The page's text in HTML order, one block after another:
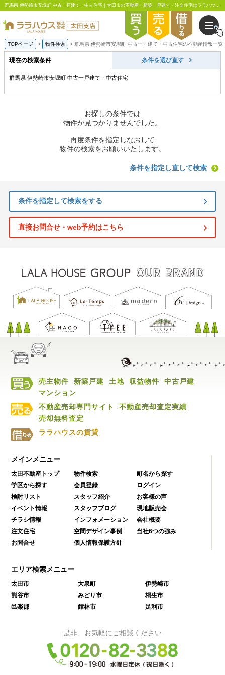
群馬県 伊勢崎市安堀町 中古一戸建て・中古住宅｜太田市の不動産・新築一戸建て・注文住宅はララハウス太田支店
TOPページ 物件検索 群馬県 伊勢崎市安堀町 中古一戸建て・中古住宅の不動産情報一覧
現在の検索条件 条件を選び直す
群馬県 伊勢崎市安堀町 中古一戸建て・中古住宅
お探しの条件では
物件が見つかりませんでした。
再度条件を指定しなおして
物件の検索をお願いいたします。
条件を指定し直して検索
条件を指定して検索をする
直接お問合せ・web予約はこちら
売主物件 新築戸建 土地 収益物件
中古戸建
マンション
不動産売却専門サイト
不動産売却査定実績
売却無料査定
ララハウスの賃貸
メインメニュー
太田不動産トップ 物件検索
町名から探す
学区から探す
会員登録
ログイン
検討リスト
スタッフ紹介
お客様の声
イベント情報
スタッフブログ
現地販売会
チラシ情報
インフォメーション
会社概要
注文住宅
空間デザイン事例
当社6つの強み
お問合せ
個人情報保護方針
エリア検索メニュー
太田市 大泉町
伊勢崎市
熊谷市
みどり市
桐生市
邑楽郡
館林市 足利市
是非、お気軽にご相談ください